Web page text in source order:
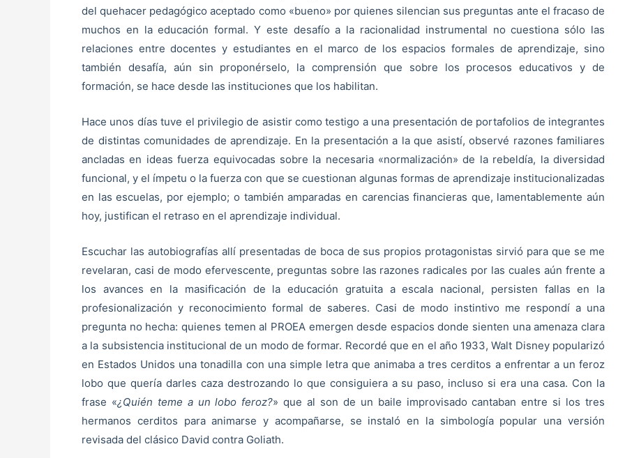
del quehacer pedagógico aceptado como «bueno» por quienes silencian sus preguntas ante el fracaso de
muchos en la educación formal. Y este desafío a la racionalidad instrumental no cuestiona sólo las
relaciones entre docentes y estudiantes en el marco de los espacios formales de aprendizaje, sino
también desafía, aún sin proponérselo, la comprensión que sobre los procesos educativos y de
formación, se hace desde las instituciones que los habilitan.
Hace unos días tuve el privilegio de asistir como testigo a una presentación de portafolios de integrantes
de distintas comunidades de aprendizaje. En la presentación a la que asistí, observé razones familiares
ancladas en ideas fuerza equivocadas sobre la necesaria «normalización» de la rebeldía, la diversidad
funcional, y el ímpetu o la fuerza con que se cuestionan algunas formas de aprendizaje institucionalizadas
en las escuelas, por ejemplo; o también amparadas en carencias financieras que, lamentablemente aún
hoy, justifican el retraso en el aprendizaje individual.
Escuchar las autobiografías allí presentadas de boca de sus propios protagonistas sirvió para que se me
revelaran, casi de modo efervescente, preguntas sobre las razones radicales por las cuales aún frente a
los avances en la masificación de la educación gratuita a escala nacional, persisten fallas en la
profesionalización y reconocimiento formal de saberes. Casi de modo instintivo me respondí a una
pregunta no hecha: quienes temen al PROEA emergen desde espacios donde sienten una amenaza clara
a la subsistencia institucional de un modo de formar. Recordé que en el año 1933, Walt Disney popularizó
en Estados Unidos una tonadilla con una simple letra que animaba a tres cerditos a enfrentar a un feroz
lobo que quería darles caza destrozando lo que consiguiera a su paso, incluso si era una casa. Con la
frase «¿Quién teme a un lobo feroz?» que al son de un baile improvisado cantaban entre si los tres
hermanos cerditos para animarse y acompañarse, se instaló en la simbología popular una versión
revisada del clásico David contra Goliath.